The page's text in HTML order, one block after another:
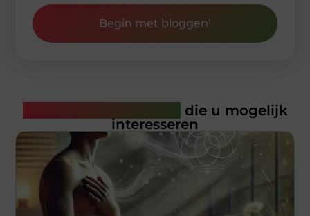
Begin met bloggen!
die u mogelijk
interesseren